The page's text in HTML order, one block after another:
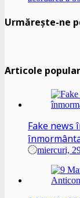
Urmărește-ne
Articole
Fake news
miercuri,